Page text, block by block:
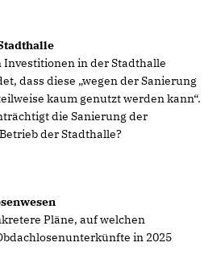
Investitionen in der Stadthalle
dass diese „wegen der Sanierung
kaum genutzt werden kann“.
die Sanierung der
der Stadthalle?
Pläne, auf welchen
in 2025